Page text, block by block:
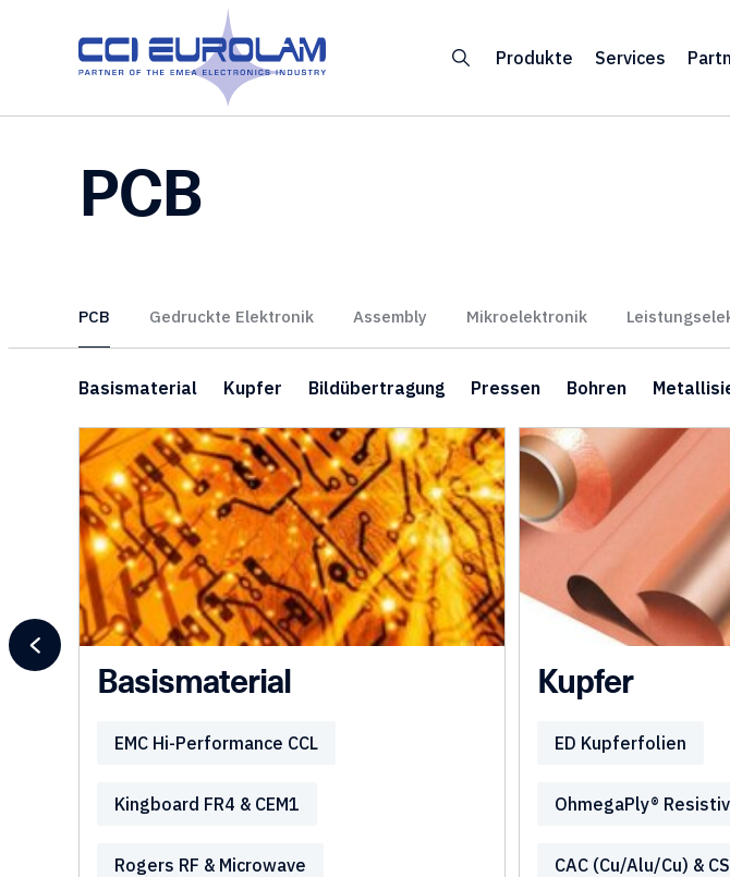
Produkte Services
PCB
PCB Gedruckte Elektronik Assembly Mikroelektronik
Basismaterial Kupfer Bildübertragung Pressen Bohren
Basismaterial
EMC Hi-Performance CCL
Kingboard FR4 & CEM1
Rogers RF & Microwave
Kupfer
ED Kupferfolien
OhmegaPly®
CAC (Cu/Alu/Cu) &